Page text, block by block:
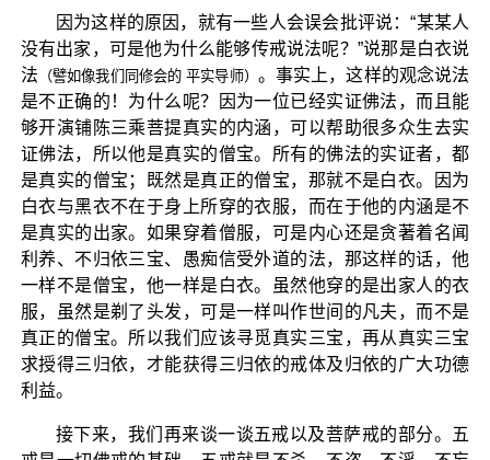
因为这样的原因，就有一些人会误会批评说：“某某人
没有出家，可是他为什么能够传戒说法呢？”说那是白衣说
法 （譬如像我们同修会的 平实导师） 。事实上，这样的观念说法
是不正确的！为什么呢？因为一位已经实证佛法，而且能
够开演铺陈三乘菩提真实的内涵，可以帮助很多众生去实
证佛法，所以他是真实的僧宝。所有的佛法的实证者，都
是真实的僧宝；既然是真正的僧宝，那就不是白衣。因为
白衣与黑衣不在于身上所穿的衣服，而在于他的内涵是不
是真实的出家。如果穿着僧服，可是内心还是贪著着名闻
利养、不归依三宝、愚痴信受外道的法，那这样的话，他
一样不是僧宝，他一样是白衣。虽然他穿的是出家人的衣
服，虽然是剃了头发，可是一样叫作世间的凡夫，而不是
真正的僧宝。所以我们应该寻觅真实三宝，再从真实三宝
求授得三归依，才能获得三归依的戒体及归依的广大功德
利益。
接下来，我们再来谈一谈五戒以及菩萨戒的部分。五